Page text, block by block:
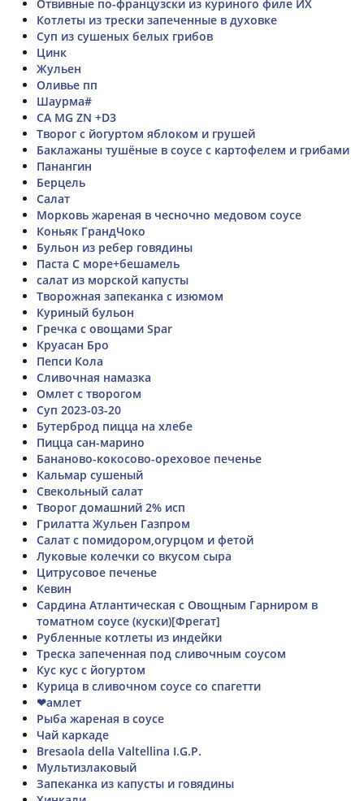
Отвивные по-французски из куриного филе ИХ
Котлеты из трески запеченные в духовке
Суп из сушеных белых грибов
Цинк
Жульен
Оливье пп
Шаурма#
CA MG ZN +D3
Творог с йогуртом яблоком и грушей
Баклажаны тушёные в соусе с картофелем и грибами
Панангин
Берцель
Салат
Морковь жареная в чесночно медовом соусе
Коньяк ГрандЧоко
Бульон из ребер говядины
Паста С море+бешамель
салат из морской капусты
Творожная запеканка с изюмом
Куриный бульон
Гречка с овощами Spar
Круасан Бро
Пепси Кола
Сливочная намазка
Омлет с творогом
Суп 2023-03-20
Бутерброд пицца на хлебе
Пицца сан-марино
Бананово-кокосово-ореховое печенье
Кальмар сушеный
Свекольный салат
Творог домашний 2% исп
Грилатта Жульен Газпром
Салат с помидором,огурцом и фетой
Луковые колечки со вкусом сыра
Цитрусовое печенье
Кевин
Сардина Атлантическая с Овощным Гарниром в
томатном соусе (куски)[Фрегат]
Рубленные котлеты из индейки
Треска запеченная под сливочным соусом
Кус кус с йогуртом
Курица в сливочном соусе со спагетти
❤амлет
Рыба жареная в соусе
Чай каркаде
Bresaola della Valtellina I.G.P.
Мультизлаковый
Запеканка из капусты и говядины